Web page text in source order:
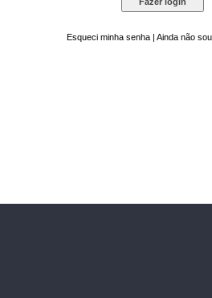
Esqueci minha senha | Ainda não